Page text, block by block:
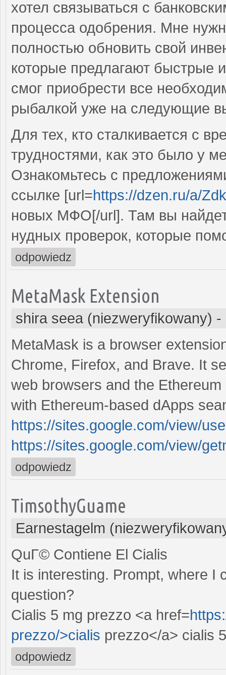
хотел связываться с
процесса одобрения. Мне
полностью обновить свой
которые предлагают быстрые
смог приобрести все
рыбалкой уже на следующие
Для тех, кто сталкивается с
трудностями, как это было у
Ознакомьтесь с
ссылке [url=https://dzen.ru/a/
новых МФО[/url]. Там вы
нудных проверок, которые
odpowiedz
MetaMask Extension
shira seea (niezweryfikowany) -
MetaMask is a browser
Chrome, Firefox, and Brave. It
web browsers and the
with Ethereum-based dApps
https://sites.google.com/view/
https://sites.google.com/view/
odpowiedz
TimsothyGuame
Earnestagelm
QuГ© Contiene El Cialis
It is interesting. Prompt, where I
question?
Cialis 5 mg prezzo <a href=
prezzo/>cialis prezzo</a> cialis
odpowiedz